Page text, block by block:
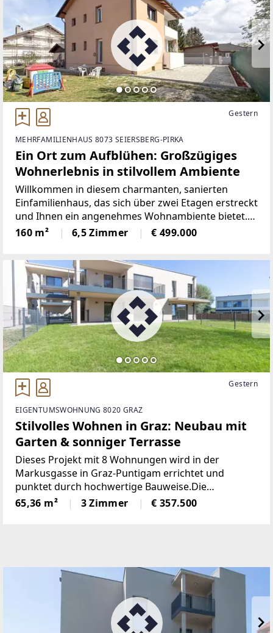
Gestern
MEHRFAMILIENHAUS 8073 SEIERSBERG-PIRKA
Ein Ort zum Aufblühen: Großzügiges
Wohnerlebnis in stilvollem Ambiente
Willkommen in diesem charmanten, sanierten
Einfamilienhaus, das sich über zwei Etagen erstreckt
und Ihnen ein angenehmes Wohnambiente bietet.
Das Haus ist hell und lichtdurchflutet und eignet
sich gut für Familien oder Paare, die Wert auf
160 m² 6,5 Zimmer € 499.000
Gestern
EIGENTUMSWOHNUNG 8020 GRAZ
Stilvolles Wohnen in Graz: Neubau mit
Garten & sonniger Terrasse
Dieses Projekt mit 8 Wohnungen wird in der
Markusgasse in Graz-Puntigam errichtet und
punktet durch hochwertige Bauweise.Die
Grundrisse der einzelnen Wohnungen - zwischen
rund 63 und 127 Quadratmeter - sind optimal
65,36 m² 3 Zimmer € 357.500